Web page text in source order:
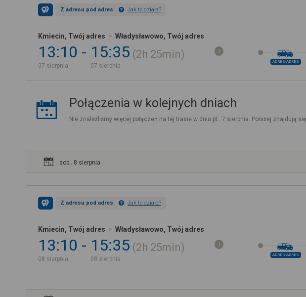
Z adresu pod adres Jak to działa?
Kmiecin, Twój adres Władysławowo, Twój adres
13:10
07 sierpnia
15:35
07 sierpnia
2h 25min
ADRES-ADRES
Połączenia w kolejnych dniach
Nie znaleźliśmy więcej połączeń na tej trasie w dniu pt.. 7 sierpnia. Poniżej znajdują
sob.. 8 sierpnia
Z adresu pod adres Jak to działa?
Kmiecin, Twój adres Władysławowo, Twój adres
13:10
08 sierpnia
15:35
08 sierpnia
2h 25min
ADRES-ADRES